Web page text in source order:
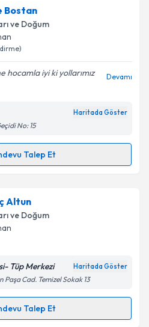
için randevu takvimi
uzmandan randevu almanız
e-posta ile
ilişkin
kişisel verilerimin belirtilen
kabul ediyorum.
Bostan
ve Doğum
iyi ki yollarımız
Devamı
Haritada Göster
No: 15
Talep Et
Talebi
için randevu takvimi talebi
randevu almanız için bir
e-posta ile bilgilendireceğiz.
işlenmesine ilişkin
kişisel verilerimin belirtilen
Altun
ve Doğum
Tüp Merkezi Haritada Göster
Cad. Temizel Sokak 13
Talep Et
Talebi